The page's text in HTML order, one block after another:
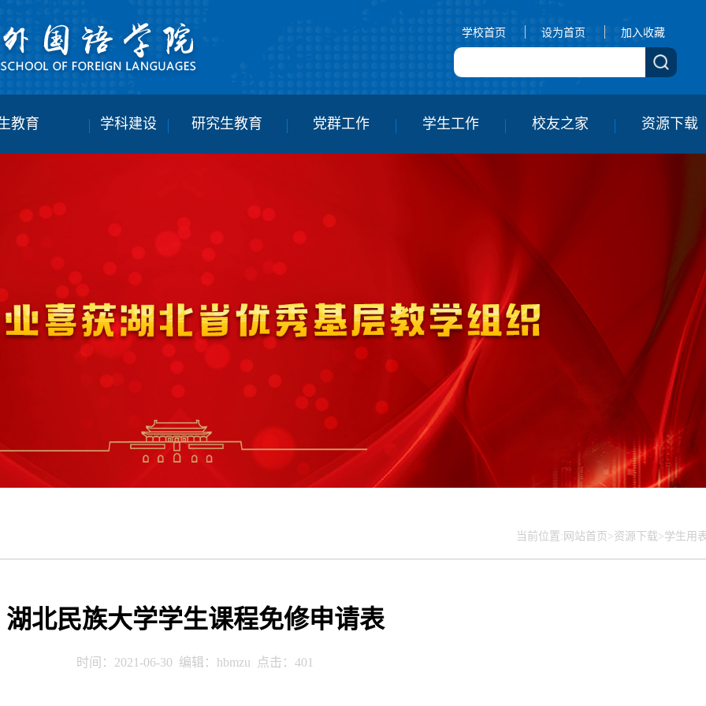
学校首页 设为首页 加入收藏
教育 学科建设 研究生教育 党群工作 学生工作 校友之家 资源下载
当前位置: 网站首页>资源下载>学生用
湖北民族大学学生课程免修申请表
时间：2021-06-30 编辑：hbmzu 点击： 401